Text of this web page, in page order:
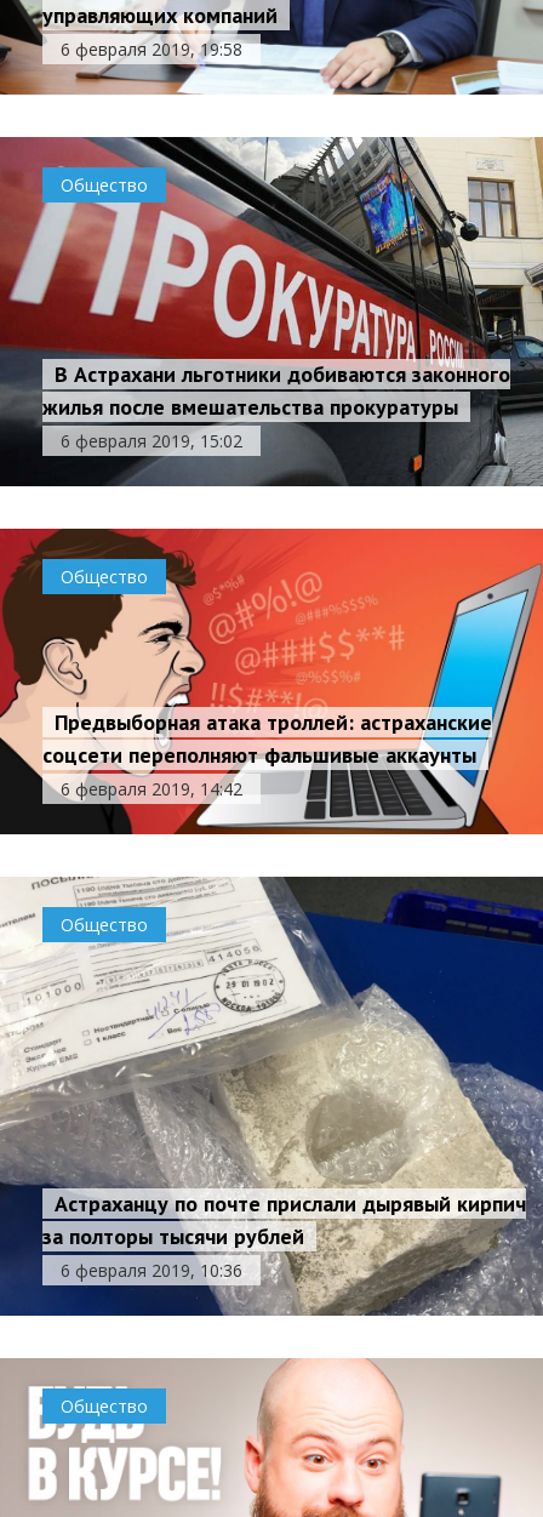
управляющих компаний
6 февраля 2019, 19:58
Общество
В Астрахани льготники добиваются законного
жилья после вмешательства прокуратуры
6 февраля 2019, 15:02
Общество
Предвыборная атака троллей: астраханские
соцсети переполняют фальшивые аккаунты
6 февраля 2019, 14:42
Общество
Астраханцу по почте прислали дырявый кирпич
за полторы тысячи рублей
6 февраля 2019, 10:36
Общество